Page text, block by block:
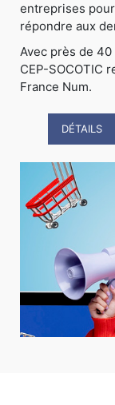
entreprises
répondre aux
Avec près de
CEP-SOCOTIC
France Num.
DÉTAILS